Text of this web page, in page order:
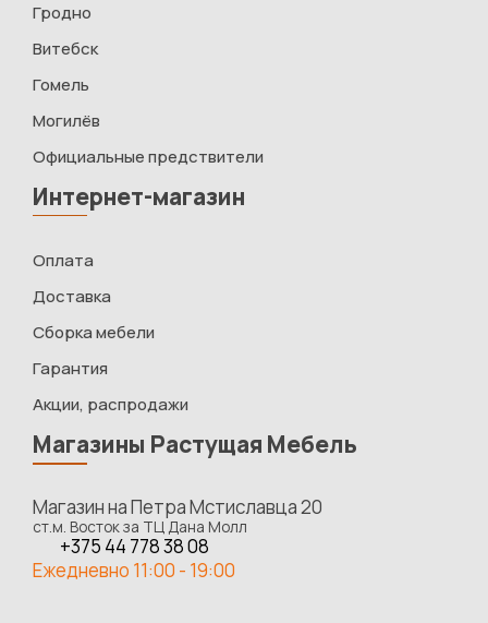
Гродно
Витебск
Гомель
Могилёв
Официальные предствители
Интернет-магазин
Оплата
Доставка
Сборка мебели
Гарантия
Акции, распродажи
Магазины Растущая Мебель
Магазин на Петра Мстиславца 20
ст.м. Восток за ТЦ Дана Молл
+375 44 778 38 08
Ежедневно 11:00 - 19:00